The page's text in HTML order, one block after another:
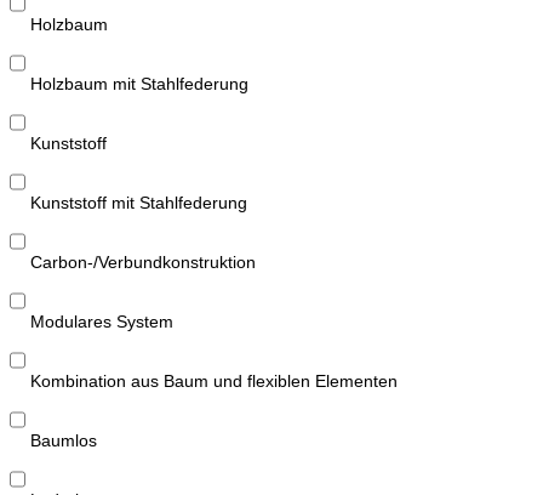
Holzbaum
Holzbaum mit Stahlfederung
Kunststoff
Kunststoff mit Stahlfederung
Carbon-/Verbundkonstruktion
Modulares System
Kombination aus Baum und flexiblen Elementen
Baumlos